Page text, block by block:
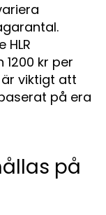
kr per
viktigt att
på era
på